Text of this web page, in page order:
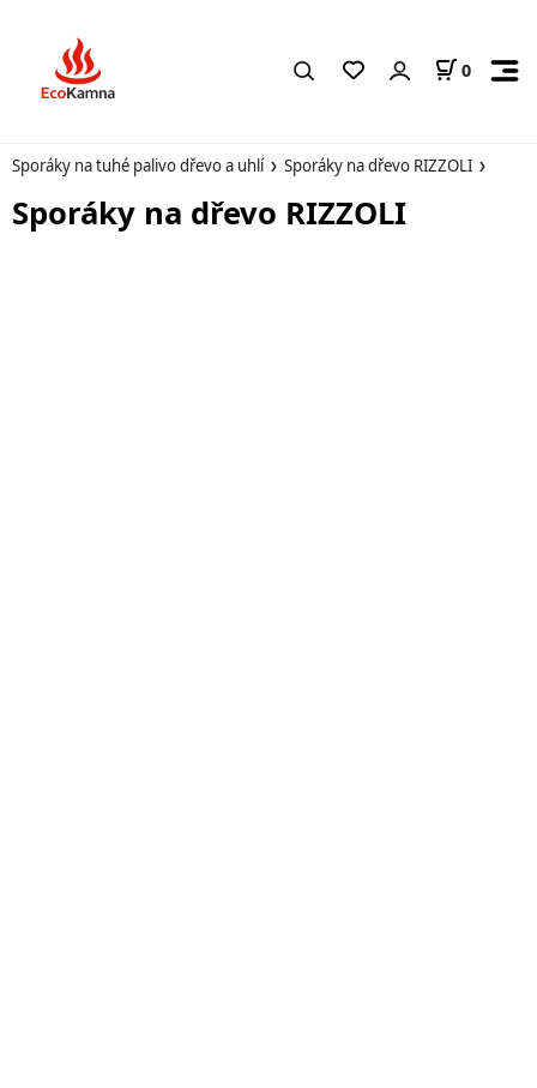
0
Sporáky na tuhé palivo dřevo a uhlí Sporáky na dřevo RIZZOLI
Sporáky na dřevo RIZZOLI